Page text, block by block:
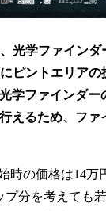
光学ファイン
ピントエリア
学ファインダ
えるため、フ
の価格は14万
分を考えても